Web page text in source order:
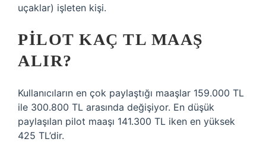
uçaklar) işleten kişi.
PILOT KAÇ TL MAAŞ
ALIR?
Kullanıcıların en çok paylaştığı maaşlar 159.000 TL
ile 300.800 TL arasında değişiyor. En düşük
paylaşılan pilot maaşı 141.300 TL iken en yüksek
425 TL’dir.